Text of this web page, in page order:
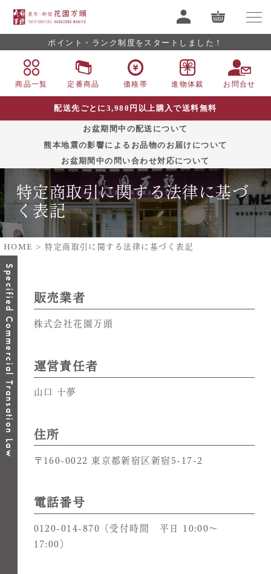
ポイント・ランク制度をスタートしました！
商品一覧 定番商品 価格帯 進物体裁 お問合せ
配送先ごとに3,980円以上購入で送料無料
お盆期間中の配送について
熊本地震の影響によるお品物のお届けについて
お盆期間中の問い合わせ対応について
特定商取引に関する法律に基づ
く表記
HOME 特定商取引に関する法律に基づく表記
Specified Commercial Transation Law 販売業者
株式会社花園万頭
運営責任者
山口 十夢
住所
〒160-0022 東京都新宿区新宿5-17-2
電話番号
0120-014-870（受付時間 平日 10:00～
17:00）